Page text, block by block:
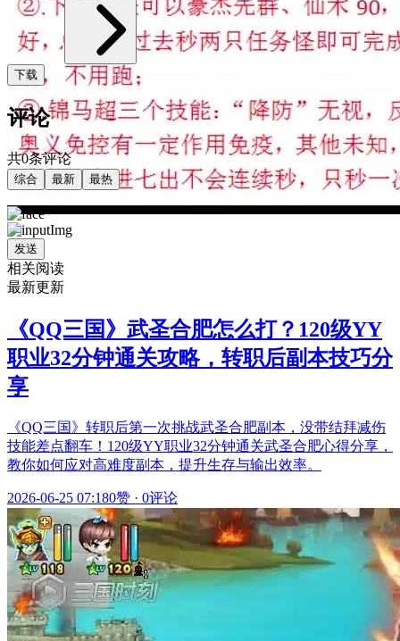
下载
评论
共0条评论
综合 最新 最热
发送
相关阅读
最新更新
《QQ三国》武圣合肥怎么打？120级YY
职业32分钟通关攻略，转职后副本技巧分
享
《QQ三国》转职后第一次挑战武圣合肥副本，没带结拜减伤
技能差点翻车！120级YY职业32分钟通关武圣合肥心得分享，
教你如何应对高难度副本，提升生存与输出效率。
2026-06-25 07:180赞 · 0评论